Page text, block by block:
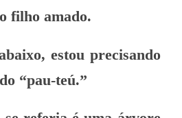
filho amado.
estou precisando
“pau-teú.”